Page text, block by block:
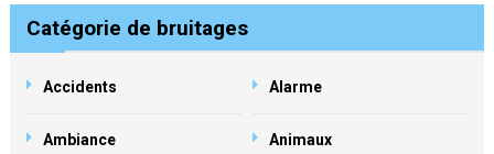
Catégorie de bruitages
Accidents Alarme
Ambiance Animaux